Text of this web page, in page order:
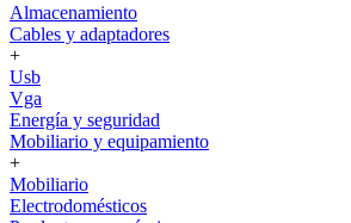
Almacenamiento
Cables y adaptadores
+
Usb
Vga
Energía y seguridad
Mobiliario y equipamiento
+
Mobiliario
Electrodomésticos